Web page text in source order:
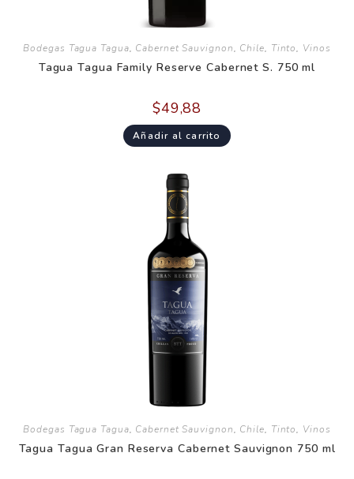
Bodegas Tagua Tagua, Cabernet Sauvignon, Chile, Tinto, Vinos
Tagua Tagua Family Reserve Cabernet S. 750 ml
$49,88
Añadir al carrito
Bodegas Tagua Tagua, Cabernet Sauvignon, Chile, Tinto, Vinos
Tagua Tagua Gran Reserva Cabernet Sauvignon 750 ml